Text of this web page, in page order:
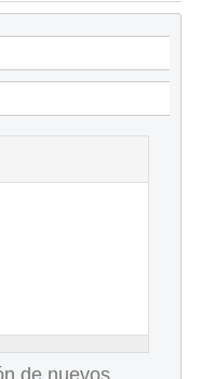
de nuevos